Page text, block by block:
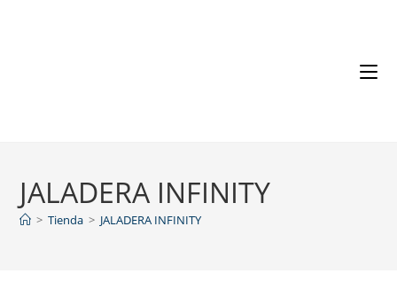
JALADERA INFINITY
> Tienda > JALADERA INFINITY